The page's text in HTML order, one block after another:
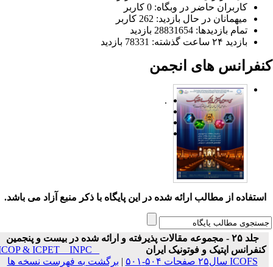
کاربران حاضر در وبگاه: 0 کاربر
میهمانان در حال بازدید: 262 کاربر
تمام بازدید‌ها: 28831654 بازدید
بازدید ۲۴ ساعت گذشته: 78331 بازدید
های انجمن
.
استفاده از مطالب ارائه شده در این پایگاه با ذکر منبع آزاد می باشد.
جلد ۲۵ - مجموعه مقالات پذیرفته و ارائه شده در بیست و پنجمین
کنفرانس اپتیک و فوتونیک ایران
ICOP & ICPET _ INPC _
ICOFS سال۲۵ صفحات ۵۰۴-۵۰۱
|برگشت به فهرست نسخه ها